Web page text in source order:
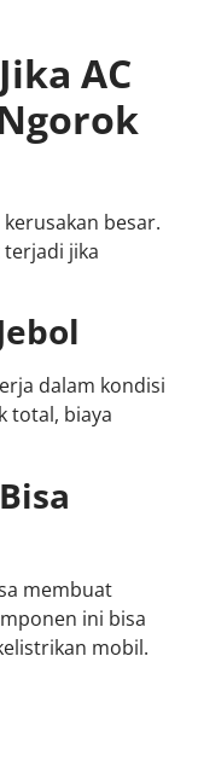
AC
besar.
jika
dalam kondisi
total, biaya
membuat
ini bisa
mobil.